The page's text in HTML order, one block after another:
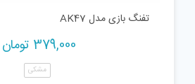
تفنگ بازی مدل AK47
379,000 تومان
مشکی